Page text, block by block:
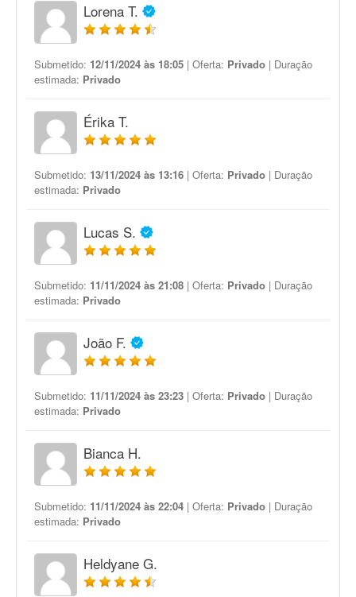
Lorena T.
Submetido: 12/11/2024 às 18:05 | Oferta: Privado | Duração
estimada: Privado
Érika T.
Submetido: 13/11/2024 às 13:16 | Oferta: Privado | Duração
estimada: Privado
Lucas S.
Submetido: 11/11/2024 às 21:08 | Oferta: Privado | Duração
estimada: Privado
João F.
Submetido: 11/11/2024 às 23:23 | Oferta: Privado | Duração
estimada: Privado
Bianca H.
Submetido: 11/11/2024 às 22:04 | Oferta: Privado | Duração
estimada: Privado
Heldyane G.